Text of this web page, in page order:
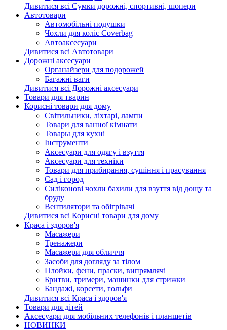
Дивитися всі Сумки дорожні, спортивні, шопери
Автотовари
Автомобільні подушки
Чохли для коліс Coverbag
Автоаксесуари
Дивитися всі Автотовари
Дорожні аксесуари
Органайзери для подорожей
Багажні ваги
Дивитися всі Дорожні аксесуари
Товари для тварин
Корисні товари для дому
Світильники, ліхтарі, лампи
Товари для ванної кімнати
Товары для кухні
Інструменти
Аксесуари для одягу і взуття
Аксесуари для техніки
Товари для прибирання, сушіння і прасування
Сад і город
Силіконові чохли бахили для взуття від дощу та
бруду
Вентилятори та обігрівачі
Дивитися всі Корисні товари для дому
Краса і здоров'я
Масажери
Тренажери
Масажери для обличчя
Засоби для догляду за тілом
Плойки, фени, праски, випрямлячі
Бритви, тримери, машинки для стрижки
Бандажі, корсети, гольфи
Дивитися всі Краса і здоров'я
Товари для дітей
Аксесуари для мобільних телефонів і планшетів
НОВИНКИ